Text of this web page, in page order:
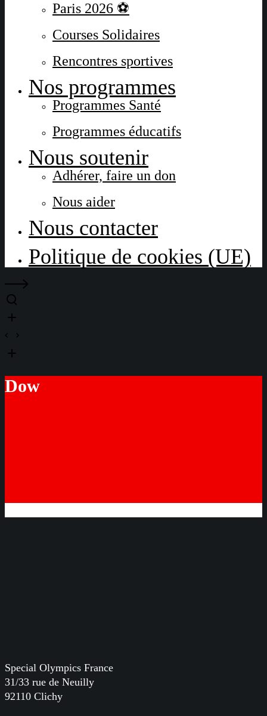
Paris 2026 ⚽
Courses Solidaires
Rencontres sportives
Nos programmes
Programmes Santé
Programmes éducatifs
Nous soutenir
Adhérer, faire un don
Nous aider
Nous contacter
Politique de cookies (UE)
Dow
Special Olympics France
31/33 rue de Neuilly
92110 Clichy